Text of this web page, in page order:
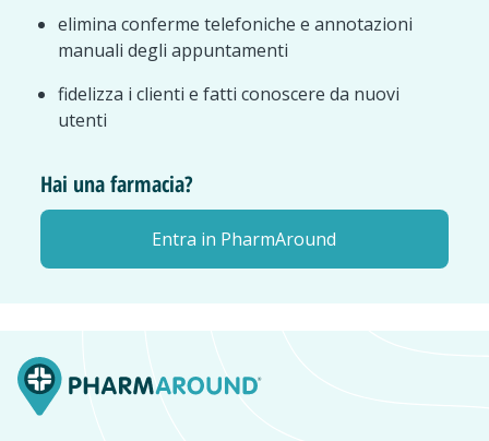
elimina conferme telefoniche e annotazioni
manuali degli appuntamenti
fidelizza i clienti e fatti conoscere da nuovi
utenti
Hai una farmacia?
Entra in PharmAround